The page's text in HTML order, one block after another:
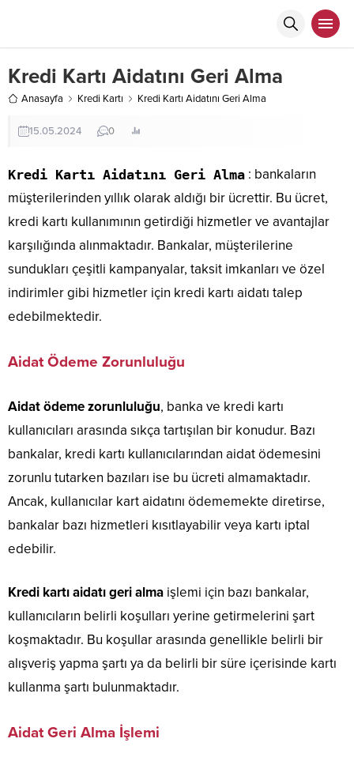
Kredi Kartı Aidatını Geri Alma
Anasayfa Kredi Kartı Kredi Kartı Aidatını Geri Alma
15.05.2024 0
Kredi Kartı Aidatını Geri Alma : bankaların
müşterilerinden yıllık olarak aldığı bir ücrettir. Bu ücret,
kredi kartı kullanımının getirdiği hizmetler ve avantajlar
karşılığında alınmaktadır. Bankalar, müşterilerine
sundukları çeşitli kampanyalar, taksit imkanları ve özel
indirimler gibi hizmetler için kredi kartı aidatı talep
edebilmektedir.
Aidat Ödeme Zorunluluğu
Aidat ödeme zorunluluğu, banka ve kredi kartı
kullanıcıları arasında sıkça tartışılan bir konudur. Bazı
bankalar, kredi kartı kullanıcılarından aidat ödemesini
zorunlu tutarken bazıları ise bu ücreti almamaktadır.
Ancak, kullanıcılar kart aidatını ödememekte diretirse,
bankalar bazı hizmetleri kısıtlayabilir veya kartı iptal
edebilir.
Kredi kartı aidatı geri alma işlemi için bazı bankalar,
kullanıcıların belirli koşulları yerine getirmelerini şart
koşmaktadır. Bu koşullar arasında genellikle belirli bir
alışveriş yapma şartı ya da belirli bir süre içerisinde kartı
kullanma şartı bulunmaktadır.
Aidat Geri Alma İşlemi